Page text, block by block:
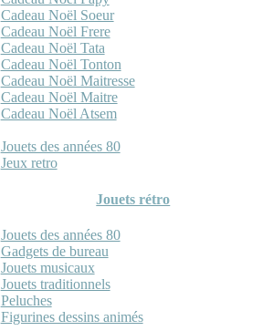
Cadeau Noël Soeur
Cadeau Noël Frere
Cadeau Noël Tata
Cadeau Noël Tonton
Cadeau Noël Maitresse
Cadeau Noël Maitre
Cadeau Noël Atsem
Jouets des années 80
Jeux retro
Jouets rétro
Jouets des années 80
Gadgets de bureau
Jouets musicaux
Jouets traditionnels
Peluches
Figurines dessins animés